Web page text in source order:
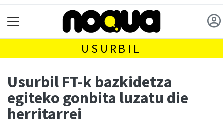
USURBIL
Usurbil FT-k bazkidetza
egiteko gonbita luzatu die
herritarrei